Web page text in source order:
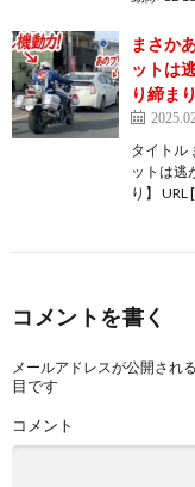
まさか
ットは
り締まり
タイトル
ットは逃
り】
コメントを書く
メールアドレスが公開され
目です
コメント